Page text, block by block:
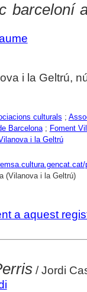
barceloní
i la Geltrú,
culturals ;
Barcelona; Foment
i la Geltrú
(Vilanova i la Geltrú)
a aquest
/ Jordi